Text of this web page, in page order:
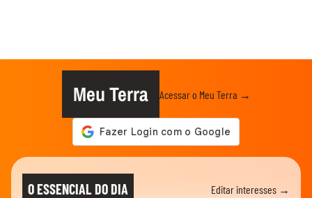
Meu Terra Acessar o Meu Terra →
O ESSENCIAL DO DIA Editar interesses →